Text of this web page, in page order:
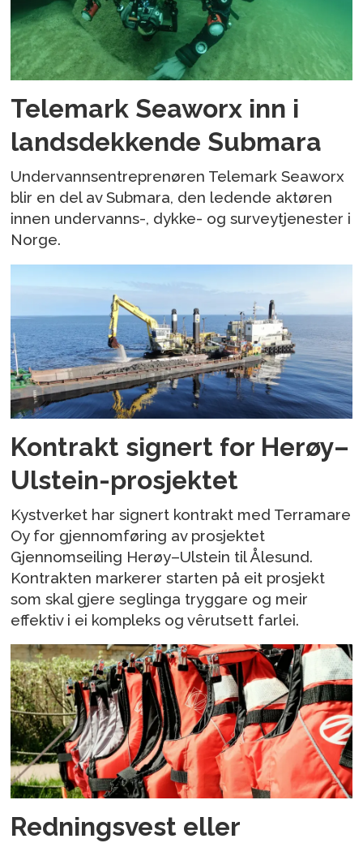
Telemark Seaworx inn i
landsdekkende Submara
Undervannsentreprenøren Telemark Seaworx
blir en del av Submara, den ledende aktøren
innen undervanns-, dykke- og surveytjenester i
Norge.
Kontrakt signert for Herøy–
Ulstein-prosjektet
Kystverket har signert kontrakt med Terramare
Oy for gjennomføring av prosjektet
Gjennomseiling Herøy–Ulstein til Ålesund.
Kontrakten markerer starten på eit prosjekt
som skal gjere seglinga tryggare og meir
effektiv i ei kompleks og vêrutsett farlei.
Redningsvest eller